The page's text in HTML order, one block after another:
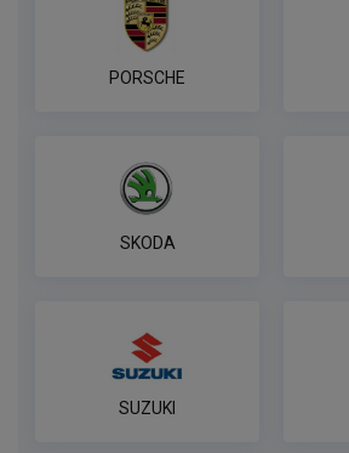
PORSCHE
SKODA
SUZUKI